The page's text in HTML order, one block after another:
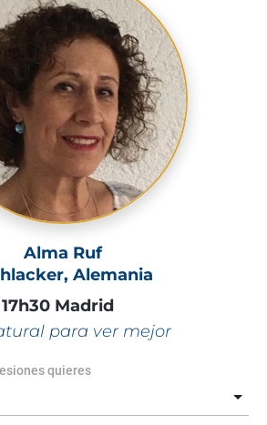
Alma Ruf
Alemania
17h30 Madrid
para ver mejor
quieres